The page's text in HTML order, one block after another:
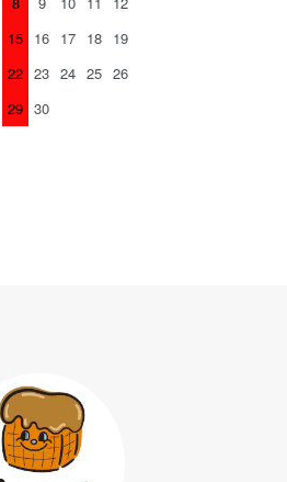
15 16 17 18 19
22 23 24 25 26
29 30